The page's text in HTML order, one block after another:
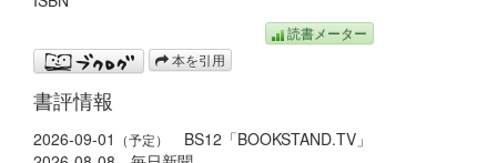
読書メーター
本を引用
書評情報
2026-09-01 （予定）
BS12「BOOKSTAND.TV」